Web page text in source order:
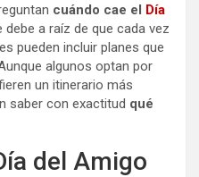
cuándo cae el Día
debe a raíz de que cada vez
pueden incluir planes que
algunos optan por
un itinerario más
saber con exactitud qué
del Amigo